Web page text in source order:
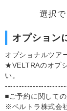
選択
オプション
オプショナルツア
★VELTRAのオプ
い。
■ご予約に関して
※ベルトラ株式会